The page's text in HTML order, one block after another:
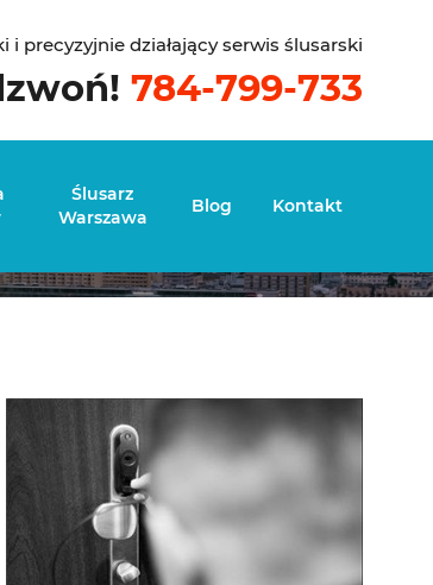
i precyzyjnie działający serwis ślusarski
784-799-733
Ślusarz
Warszawa
Blog Kontakt